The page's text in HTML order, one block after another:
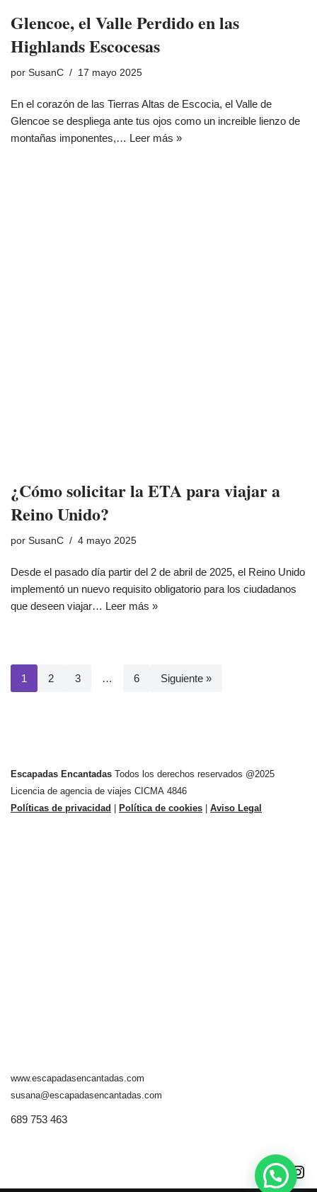
Glencoe, el Valle Perdido en las
Highlands Escocesas
por SusanC 17 mayo 2025
En el corazón de las Tierras Altas de Escocia, el Valle de
Glencoe se despliega ante tus ojos como un increible lienzo de
montañas imponentes,… Leer más »
¿Cómo solicitar la ETA para viajar a
Reino Unido?
por SusanC 4 mayo 2025
Desde el pasado día partir del 2 de abril de 2025, el Reino Unido
implementó un nuevo requisito obligatorio para los ciudadanos
que deseen viajar… Leer más »
1 2 3 … 6 Siguiente »
Escapadas Encantadas Todos los derechos reservados @2025
Licencia de agencia de viajes CICMA 4846
Políticas de privacidad
Política de cookies Aviso Legal
www.escapadasencantadas.com
susana@escapadasencantadas.com
689 753 463